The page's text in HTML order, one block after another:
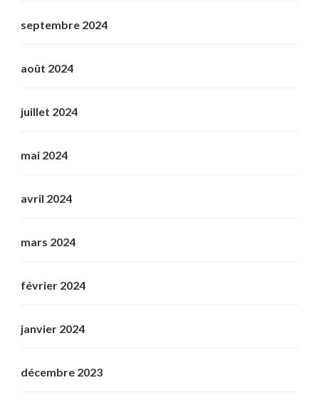
septembre 2024
août 2024
juillet 2024
mai 2024
avril 2024
mars 2024
février 2024
janvier 2024
décembre 2023